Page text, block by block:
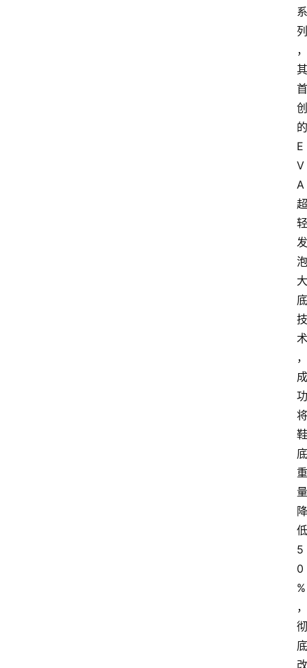
系
列
，
其
首
创
的
E
V
A
超
轻
发
泡
大
底
技
术
，
成
功
将
鞋
底
重
量
降
低
5
0
%
，
彻
底
改